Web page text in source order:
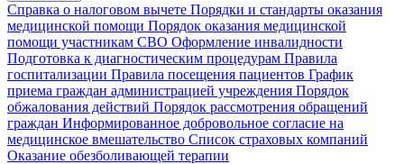
Справка о налоговом вычете Порядки и стандарты оказания
медицинской помощи Порядок оказания медицинской
помощи участникам СВО Оформление инвалидности
Подготовка к диагностическим процедурам Правила
госпитализации Правила посещения пациентов График
приема граждан администрацией учреждения Порядок
обжалования действий Порядок рассмотрения обращений
граждан Информированное добровольное согласие на
медицинское вмешательство Список страховых компаний
Оказание обезболивающей терапии